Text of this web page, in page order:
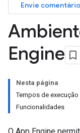
Envie
Engine
Nesta página
Tempos de execução
Funcionalidades